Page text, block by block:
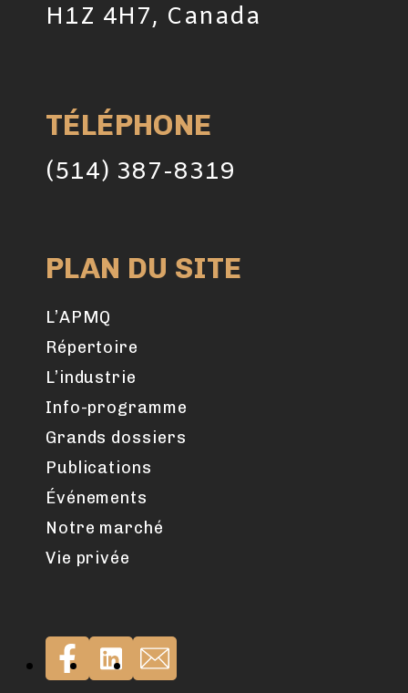
H1Z 4H7, Canada
TÉLÉPHONE
(514) 387-8319
PLAN DU SITE
L’APMQ
Répertoire
L’industrie
Info-programme
Grands dossiers
Publications
Événements
Notre marché
Vie privée